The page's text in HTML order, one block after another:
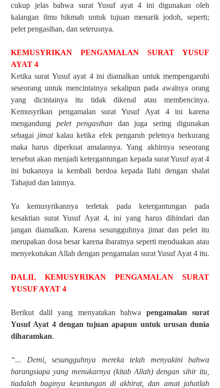
cukup jelas bahwa surat Yusuf ayat 4 ini digunakan oleh
kalangan ilmu hikmah untuk tujuan menarik jodoh, seperti;
pelet pengasihan, dan seterusnya.
KEMUSYRIKAN PENGAMALAN SURAT YUSUF
AYAT 4
Ketika surat Yusuf ayat 4 ini diamalkan untuk mempengaruhi
seseorang untuk mencintainya sekalipun pada awalnya orang
yang dicintainya itu tidak dikenal atau membencinya.
Kemusyrikan pengamalan surat Yusuf Ayat 4 ini karena
mengandung pelet pengasihandan juga sering digunakan
sebagai jimatkalau ketika efek pengaruh peletnya berkurang
maka harus diperkuat amalannya. Yang akhirnya seseorang
tersebut akan menjadi ketergantungan kepada surat Yusuf ayat 4
ini bukannya ia kembali berdoa kepada Ilahi dengan shalat
Tahajud dan lainnya.
Ya kemusyrikannya terletak pada ketergantungan pada
kesaktian surat Yusuf Ayat 4, ini yang harus dihindari dan
jangan diamalkan. Karena sesungguhnya jimat dan pelet itu
merupakan dosa besar karena ibaratnya seperti menduakan atau
menyekutukan Allah dengan pengamalan surat Yusuf Ayat 4 itu.
DALIL KEMUSYRIKAN PENGAMALAN SURAT
YUSUF AYAT 4
Berikut dalil yang menyatakan bahwa pengamalan surat
Yusuf Ayat 4 dengan tujuan apapun untuk urusan dunia
diharamkan.
“... Demi, sesungguhnya mereka telah menyakini bahwa
barangsiapa yang menukarnya (kitab Allah) dengan sihir itu,
tiadalah baginya keuntungan di akhirat, dan amat jahatlah